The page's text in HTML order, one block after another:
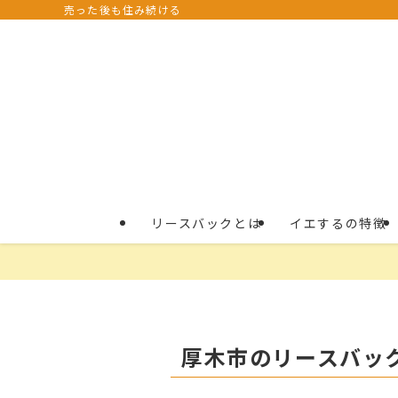
売った後も住み続ける
リースバックとは イエするの特徴
厚木市のリースバッ